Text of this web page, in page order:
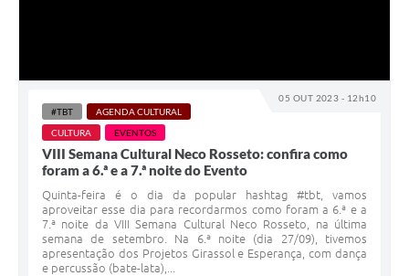
05 OUT 2023 - 12h10
#TBT
AGENDA CULTURAL
CULTURA
EVENTOS
VIII Semana Cultural Neco Rosseto: confira como
foram a 6.ª e a 7.ª noite do Evento
Quinta-feira é o dia da popular hashtag #tbt, vamos
aproveitar esse dia para recordarmos como foram a 6.ª e a
7.ª noite da VIII Semana Cultural Neco Rosseto, na última
semana de setembro. Na 6.ª noite (dia 27/09), tivemos
apresentação dos Projetos Girassol e Esperança, com dança
e percussão (bate-lata),...